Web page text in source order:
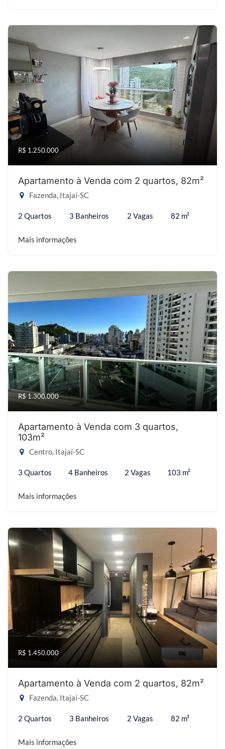
R$ 1.250.000
Apartamento à Venda com 2 quartos, 82m²
Fazenda, Itajaí-SC
2 Quartos 3 Banheiros 2 Vagas 82 m²
Mais informações
R$ 1.300.000
Apartamento à Venda com 3 quartos,
103m²
Centro, Itajaí-SC
3 Quartos 4 Banheiros 2 Vagas 103 m²
Mais informações
R$ 1.450.000
Apartamento à Venda com 2 quartos, 82m²
Fazenda, Itajaí-SC
2 Quartos 3 Banheiros 2 Vagas 82 m²
Mais informações